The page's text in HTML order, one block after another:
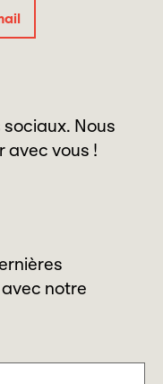
Nous
avec vous !
notre